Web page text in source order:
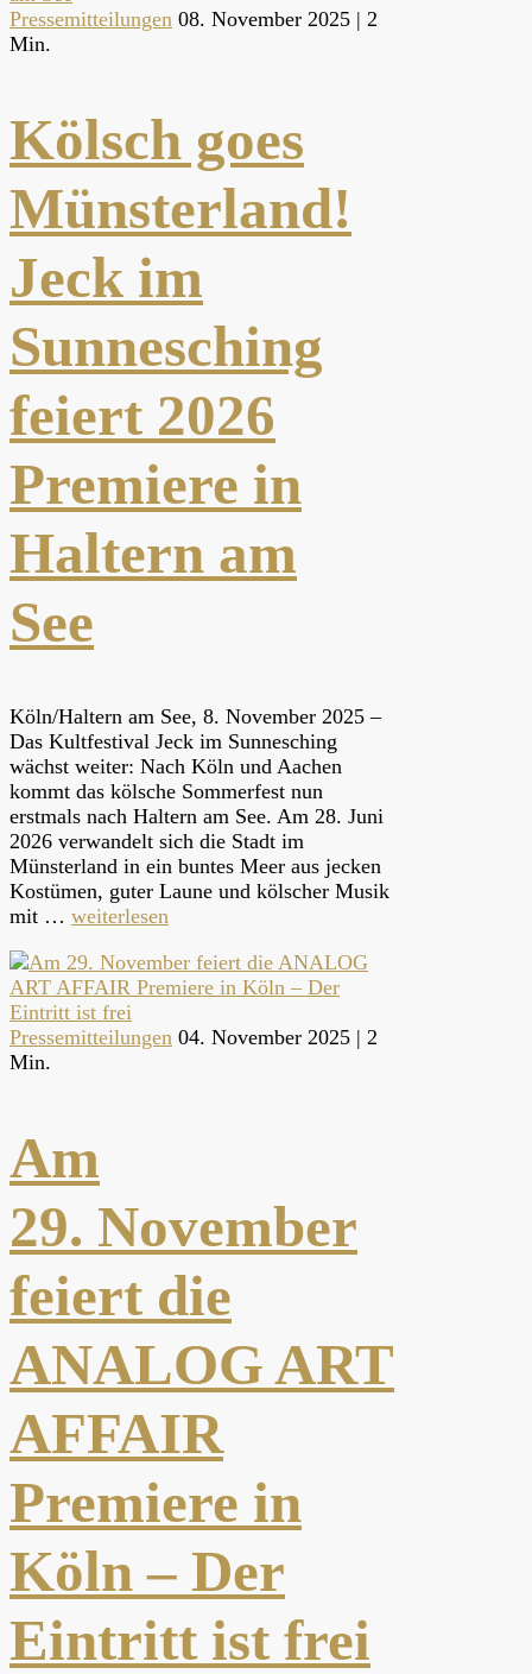
Pressemitteilungen 08. November 2025 | 2
Min.
Kölsch goes
Münsterland!
Jeck im
Sunnesching
feiert 2026
Premiere in
Haltern am
See
Köln/Haltern am See, 8. November 2025 –
Das Kultfestival Jeck im Sunnesching
wächst weiter: Nach Köln und Aachen
kommt das kölsche Sommerfest nun
erstmals nach Haltern am See. Am 28. Juni
2026 verwandelt sich die Stadt im
Münsterland in ein buntes Meer aus jecken
Kostümen, guter Laune und kölscher Musik
mit … weiterlesen
Pressemitteilungen 04. November 2025 | 2
Min.
Am
29. November
feiert die
ANALOG ART
AFFAIR
Premiere in
Köln – Der
Eintritt ist frei